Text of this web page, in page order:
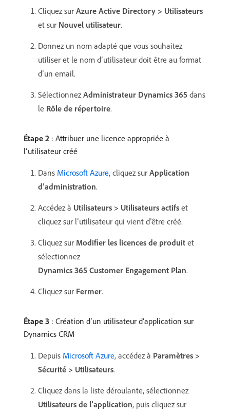
Cliquez sur Azure Active Directory > Utilisateurs
et sur Nouvel utilisateur.
Donnez un nom adapté que vous souhaitez
utiliser et le nom d’utilisateur doit être au format
d’un email.
Sélectionnez Administrateur Dynamics 365 dans
le Rôle de répertoire.
Étape 2 : Attribuer une licence appropriée à
l’utilisateur créé
Dans Microsoft Azure, cliquez sur Application
d’administration.
Accédez à Utilisateurs > Utilisateurs actifs et
cliquez sur l’utilisateur qui vient d’être créé.
Cliquez sur Modifier les licences de produit et
sélectionnez
Dynamics 365 Customer Engagement Plan.
Cliquez sur Fermer.
Étape 3 : Création d’un utilisateur d’application sur
Dynamics CRM
Depuis Microsoft Azure, accédez à Paramètres >
Sécurité > Utilisateurs.
Cliquez dans la liste déroulante, sélectionnez
Utilisateurs de l’application, puis cliquez sur